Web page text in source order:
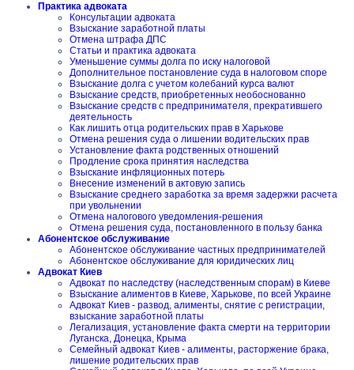
Практика адвоката
Консультации адвоката
Взыскание заработной платы
Отмена штрафа ДПС
Статьи и практика адвоката
Уменьшение суммы долга по иску налоговой
Дополнительное постановление суда в налоговом споре
Взыскание долга с учетом колебаний курса валют
Взыскание средств, приобретенных необоснованно
Взыскание средств с предпринимателя, прекратившего
деятельность
Как лишить отца родительских прав в Харькове
Отмена решения суда о лишении водительских прав
Установление факта родственных отношений
Продление срока принятия наследства
Взыскание инфляционных потерь
Внесение изменений в актовую запись
Взыскание среднего заработка за время задержки расчета
при увольнении
Отмена налогового уведомления-решения
Отмена решения суда, постановленного в пользу банка
Абонентское обслуживание
Абонентское обслуживание частных предпринимателей
Абонентское обслуживание для юридических лиц
Адвокат Киев
Адвокат по наследству (наследственным спорам) в Киеве
Взыскание алиментов в Киеве, Харькове, по всей Украине
Адвокат Киев - развод, алименты, снятие с регистрации,
взыскание заработной платы
Легализация, установление факта смерти на территории
Луганска, Донецка, Крыма
Семейный адвокат Киев - алименты, расторжение брака,
лишение родительских прав